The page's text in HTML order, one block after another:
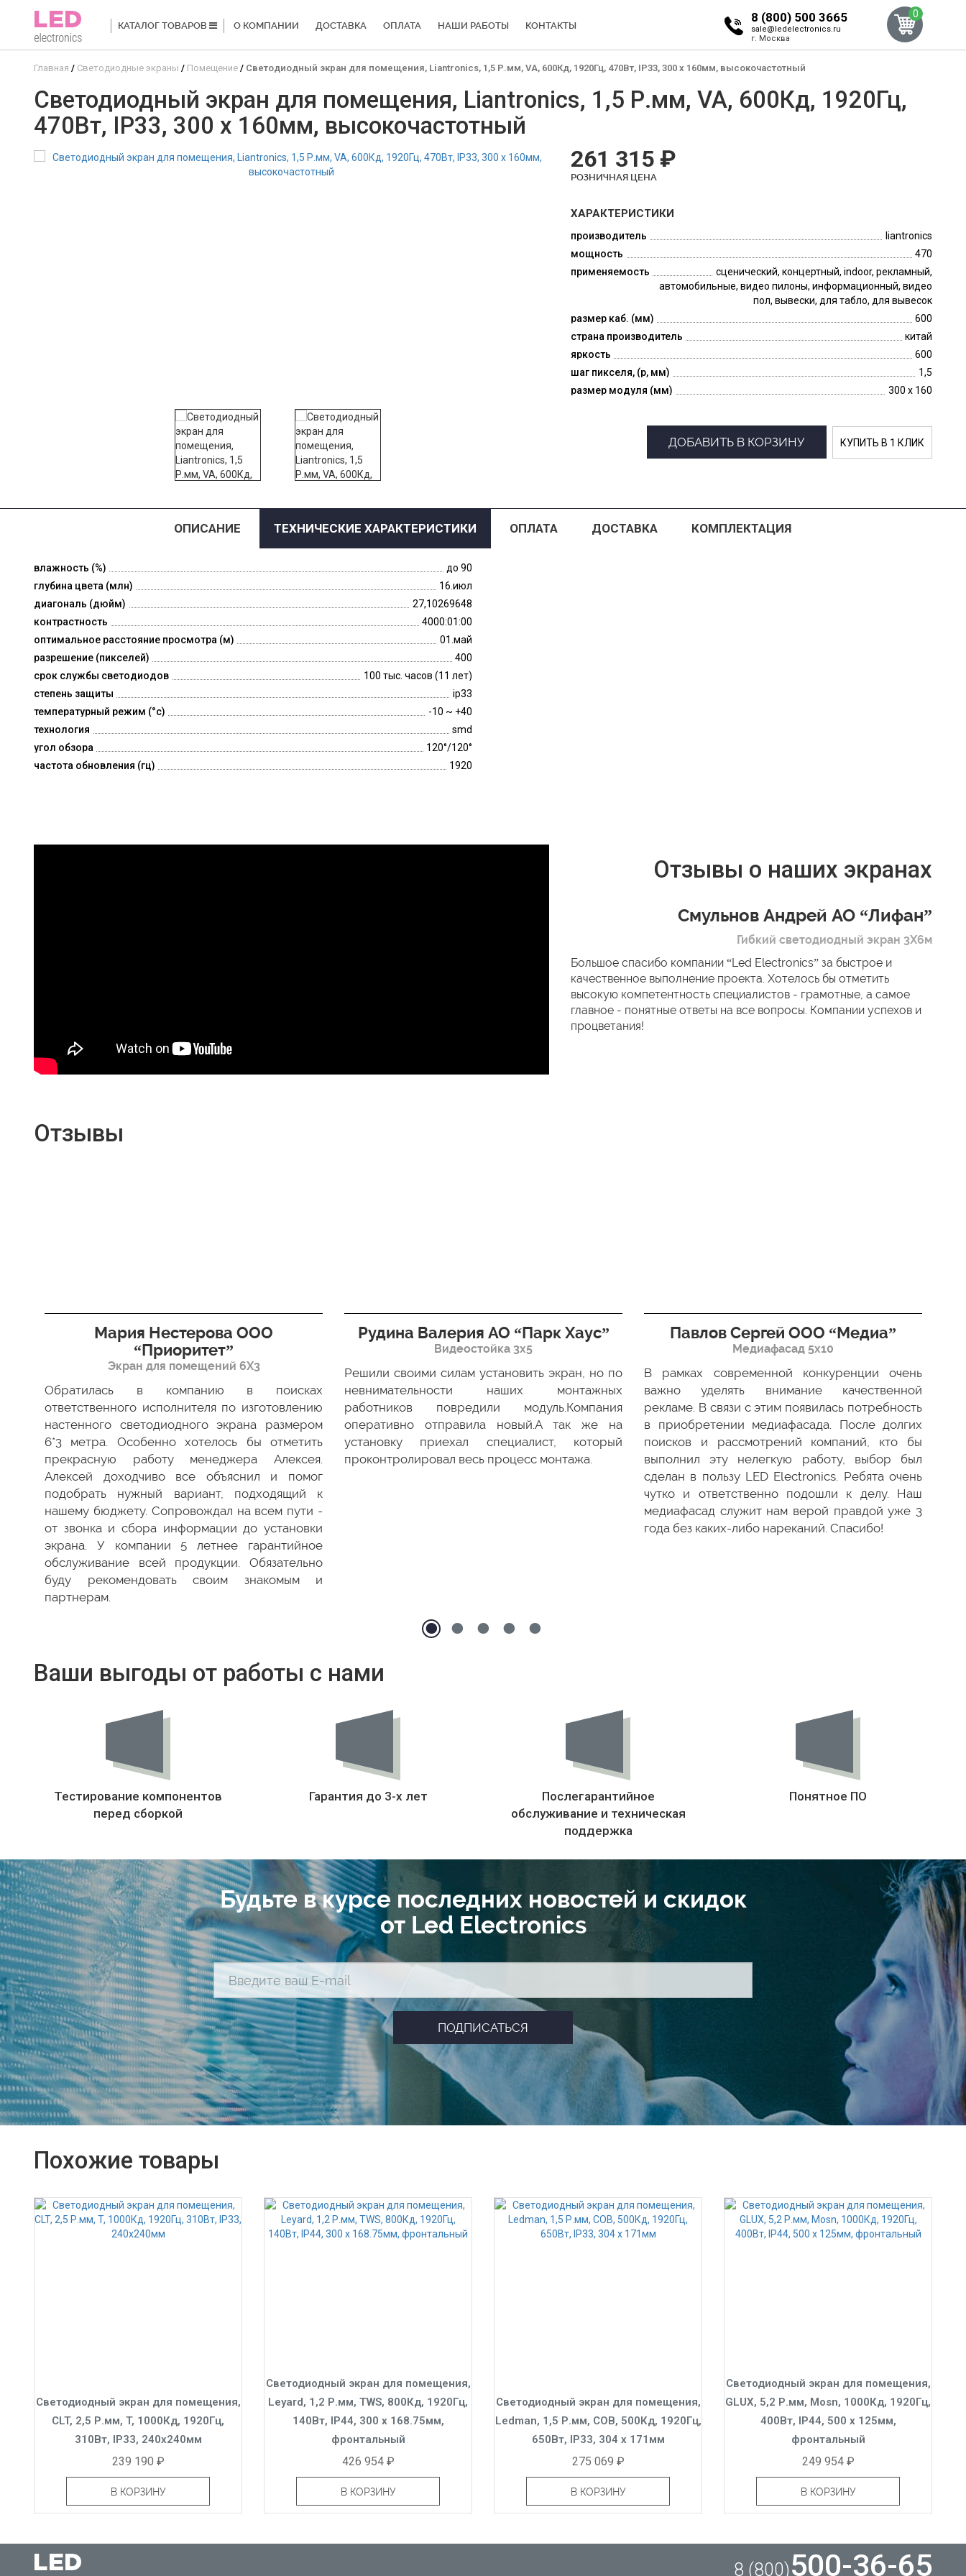
КАТАЛОГ ТОВАРОВ О КОМПАНИИ ДОСТАВКА ОПЛАТА НАШИ РАБОТЫ КОНТАКТЫ
8 (800) 500 3665
sale@ledelectronics.ru
г. Москва
0
Главная Светодиодные экраны Помещение Светодиодный экран для помещения, Liantronics, 1,5 Р.мм, VA, 600Кд, 1920Гц, 470Вт, IP33, 300 x 160мм, высокочастотный
Светодиодный экран для помещения, Liantronics, 1,5 Р.мм, VA, 600Кд, 1920Гц,
470Вт, IP33, 300 x 160мм, высокочастотный
261 315 ₽
РОЗНИЧНАЯ ЦЕНА
ХАРАКТЕРИСТИКИ
производитель
liantronics
мощность
470
применяемость
сценический, концертный, indoor, рекламный,
автомобильные, видео пилоны, информационный, видео
пол, вывески, для табло, для вывесок
размер каб. (мм)
600
страна производитель
китай
яркость
600
шаг пикселя, (p, мм)
1,5
размер модуля (мм)
300 x 160
ДОБАВИТЬ В КОРЗИНУ КУПИТЬ В 1 КЛИК
ОПИСАНИЕ ТЕХНИЧЕСКИЕ ХАРАКТЕРИСТИКИ ОПЛАТА ДОСТАВКА КОМПЛЕКТАЦИЯ
влажность (%)
до 90
глубина цвета (млн)
16.июл
диагональ (дюйм)
27,10269648
контрастность
4000:01:00
оптимальное расстояние просмотра (м)
01.май
разрешение (пикселей)
400
срок службы светодиодов
100 тыс. часов (11 лет)
степень защиты
ip33
температурный режим (°c)
-10 ~ +40
технология
smd
угол обзора
120°/120°
частота обновления (гц)
1920
Отзывы о наших экранах
Смульнов Андрей АО “Лифан”
Гибкий светодиодный экран 3Х6м
Большое спасибо компании “Led Electronics” за быстрое и
качественное выполнение проекта. Хотелось бы отметить
высокую компетентность специалистов - грамотные, а самое
главное - понятные ответы на все вопросы. Компании успехов и
процветания!
Отзывы
Мария Нестерова ООО
“Приоритет”
Экран для помещений 6Х3
Обратилась в компанию в поисках
ответственного исполнителя по изготовлению
настенного светодиодного экрана размером
6*3 метра. Особенно хотелось бы отметить
прекрасную работу менеджера Алексея.
Алексей доходчиво все объяснил и помог
подобрать нужный вариант, подходящий к
нашему бюджету. Сопровождал на всем пути -
от звонка и сбора информации до установки
экрана. У компании 5 летнее гарантийное
обслуживание всей продукции. Обязательно
буду рекомендовать своим знакомым и
партнерам.
Рудина Валерия АО “Парк Хаус”
Видеостойка 3х5
Решили своими силам установить экран, но по
невнимательности наших монтажных
работников повредили модуль.Компания
оперативно отправила новый.А так же на
установку приехал специалист, который
проконтролировал весь процесс монтажа.
Павлов Сергей ООО “Медиа”
Медиафасад 5х10
В рамках современной конкуренции очень
важно уделять внимание качественной
рекламе. В связи с этим появилась потребность
в приобретении медиафасада. После долгих
поисков и рассмотрений компаний, кто бы
выполнил эту нелегкую работу, выбор был
сделан в пользу LED Electronics. Ребята очень
чутко и ответственно подошли к делу. Наш
медиафасад служит нам верой правдой уже 3
года без каких-либо нареканий. Спасибо!
Ваши выгоды от работы с нами
Тестирование компонентов
перед сборкой
Гарантия до 3-х лет
Послегарантийное
обслуживание и техническая
поддержка
Понятное ПО
Будьте в курсе последних новостей и скидок
от Led Electronics
Похожие товары
Светодиодный экран для помещения,
CLT, 2,5 Р.мм, T, 1000Кд, 1920Гц,
310Вт, IP33, 240x240мм
239 190 ₽
В КОРЗИНУ
Светодиодный экран для помещения,
Leyard, 1,2 Р.мм, TWS, 800Кд, 1920Гц,
140Вт, IP44, 300 x 168.75мм,
фронтальный
426 954 ₽
В КОРЗИНУ
Светодиодный экран для помещения,
Ledman, 1,5 Р.мм, COB, 500Кд, 1920Гц,
650Вт, IP33, 304 x 171мм
275 069 ₽
В КОРЗИНУ
Светодиодный экран для помещения,
GLUX, 5,2 Р.мм, Mosn, 1000Кд, 1920Гц,
400Вт, IP44, 500 x 125мм,
фронтальный
249 954 ₽
В КОРЗИНУ
8 (800)500-36-65